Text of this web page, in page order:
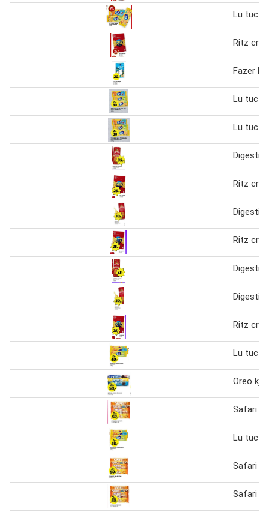
Lu tuc
Ritz
Fazer
Lu tuc
Lu tuc
Ritz
Ritz
Ritz
Lu tuc
Oreo
Safari
Lu tuc
Safari
Safari